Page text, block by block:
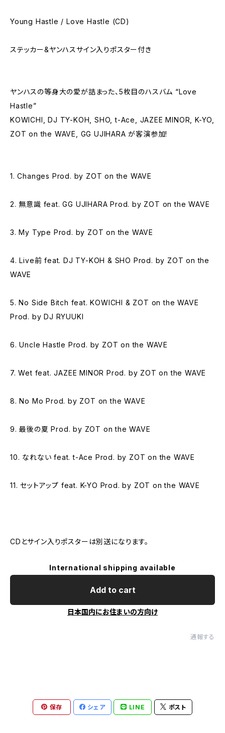
Young Hastle / Love Hastle (CD)
ステッカー&ヤンハスサイン入りポスター付き
ヤンハスの等身大の愛が詰まった、5枚目のハスバム “Love
Hastle”
KOWICHI, DJ TY-KOH, SHO, t-Ace, JAZEE MINOR, K-YO,
ZOT on the WAVE, GG UJIHARA が客演参加!
1. Changes Prod. by ZOT on the WAVE
2. 無意識 feat. GG UJIHARA Prod. by ZOT on the WAVE
3. My Type Prod. by ZOT on the WAVE
4. Live前 feat. DJ TY-KOH & SHO Prod. by ZOT on the
WAVE
5. No Side Bitch feat. KOWICHI & ZOT on the WAVE
Prod. by DJ RYUUKI
6. Uncle Hastle Prod. by ZOT on the WAVE
7. Wet feat. JAZEE MINOR Prod. by ZOT on the WAVE
8. No Mo Prod. by ZOT on the WAVE
9. 最後の夏 Prod. by ZOT on the WAVE
10. なれない feat. t-Ace Prod. by ZOT on the WAVE
11. セットアップ feat. K-YO Prod. by ZOT on the WAVE
CDとサイン入りポスターは別送になります。
International shipping available
Add to cart
日本国内にお住まいの方向け
通報する
保存 シェア LINE ポスト